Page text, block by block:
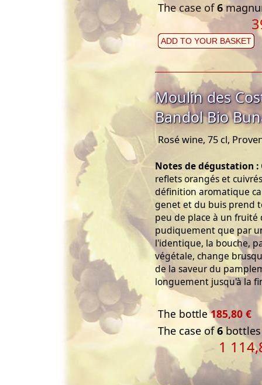
The case of6
ADD TO YOUR BASKET
Moulin des
Bandol Bio
Rosé wine, 75 cl,
Notes de dégustation :
reflets orangés et
définition aromatique
genet et du buis prend
peu de place à un
pudiquement que par
l'identique, la bouche,
végétale, change
de la saveur du
longuement jusqu'à la
The bottle185,80 €
The case of6bottles
1